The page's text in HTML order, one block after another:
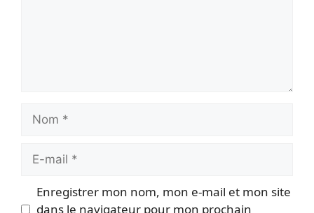
Nom
Enregistrer mon nom, mon e-mail et mon site
dans le navigateur pour mon prochain